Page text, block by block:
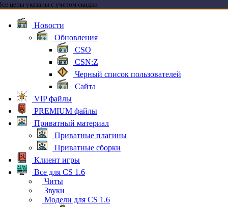
цены указаны с учетом скидки
Новости
Обновления
CSO
CSN:Z
Черный список пользователей
Сайта
VIP файлы
PREMIUM файлы
Приватный материал
Приватные плагины
Приватные сборки
Клиент игры
Все для CS 1.6
Читы
Звуки
Модели для CS 1.6